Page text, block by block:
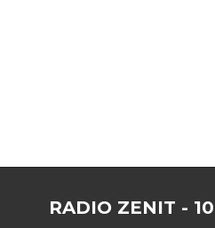
RADIO ZENIT -